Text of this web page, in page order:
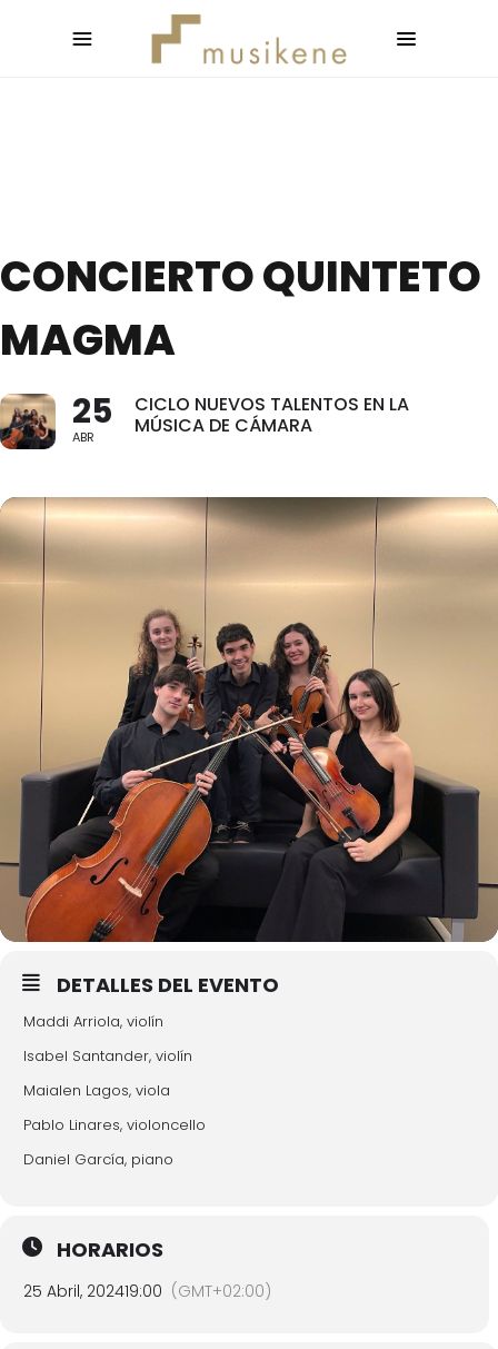
CONCIERTO QUINTETO
MAGMA
25
ABR
CICLO NUEVOS TALENTOS EN LA
MÚSICA DE CÁMARA
DETALLES DEL EVENTO
Maddi Arriola, violín
Isabel Santander, violín
Maialen Lagos, viola
Pablo Linares, violoncello
Daniel García, piano
HORARIOS
25 Abril, 202419:00 (GMT+02:00)